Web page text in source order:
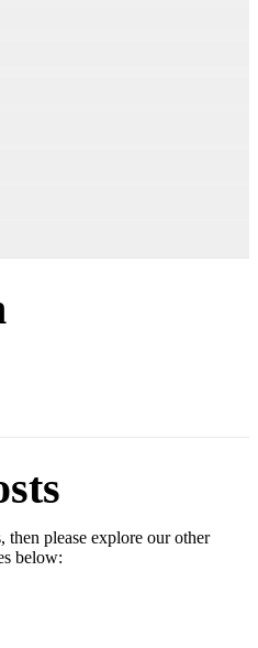
please explore our other
below: